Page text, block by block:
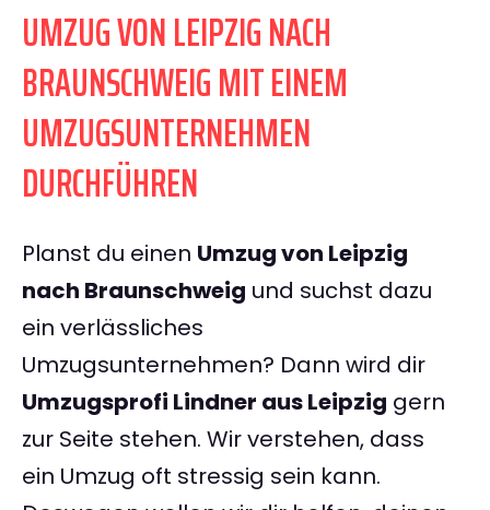
UMZUG VON LEIPZIG NACH
BRAUNSCHWEIG MIT EINEM
UMZUGSUNTERNEHMEN
DURCHFÜHREN
Planst du einen Umzug von Leipzig
nach Braunschweig und suchst dazu
ein verlässliches
Umzugsunternehmen? Dann wird dir
Umzugsprofi Lindner aus Leipzig gern
zur Seite stehen. Wir verstehen, dass
ein Umzug oft stressig sein kann.